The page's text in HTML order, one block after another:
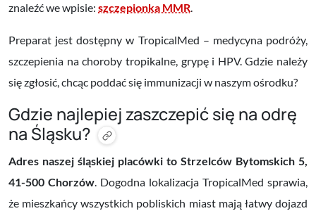
znaleźć we wpisie: szczepionka MMR.
Preparat jest dostępny w TropicalMed – medycyna podróży,
szczepienia na choroby tropikalne, grypę i HPV. Gdzie należy
się zgłosić, chcąc poddać się immunizacji w naszym ośrodku?
Gdzie najlepiej zaszczepić się na odrę
na Śląsku?
Adres naszej śląskiej placówki to Strzelców Bytomskich 5,
41-500 Chorzów. Dogodna lokalizacja TropicalMed sprawia,
że mieszkańcy wszystkich pobliskich miast mają łatwy dojazd